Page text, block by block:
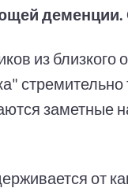
деменции.
из близкого
заметные
от